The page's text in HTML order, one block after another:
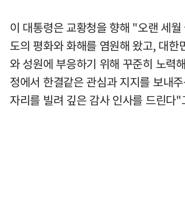
이 대통령은 교황청을 향해 "오랜 세
도의 평화와 화해를 염원해 왔고, 대한
와 성원에 부응하기 위해 꾸준히 노력
정에서 한결같은 관심과 지지를 보내
자리를 빌려 깊은 감사 인사를 드린다"